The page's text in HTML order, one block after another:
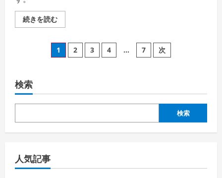
続きを読むFX
取
あ
な
た
界
の
を
の
投
の
ー
1 2 3 4 … 7 次
検索
検索
人気記事